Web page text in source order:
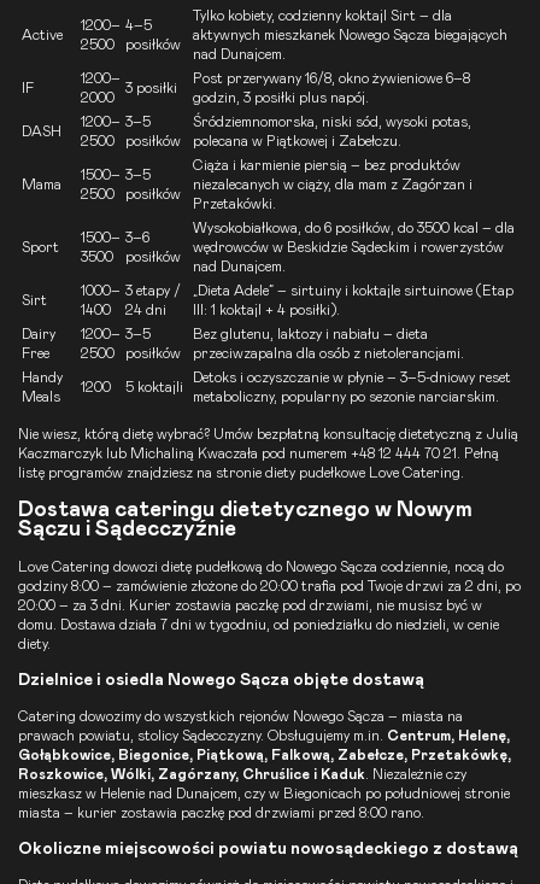
Active
1200–
2500
4–5
posiłków
Tylko kobiety, codzienny koktajl Sirt – dla
aktywnych mieszkanek Nowego Sącza biegających
nad Dunajcem.
IF
1200–
2000
3 posiłki
Post przerywany 16/8, okno żywieniowe 6–8
godzin, 3 posiłki plus napój.
DASH
1200–
2500
3–5
posiłków
Śródziemnomorska, niski sód, wysoki potas,
polecana w Piątkowej i Zabełczu.
Mama
1500–
2500
3–5
posiłków
Ciąża i karmienie piersią – bez produktów
niezalecanych w ciąży, dla mam z Zagórzan i
Przetakówki.
Sport
1500–
3500
3–6
posiłków
Wysokobiałkowa, do 6 posiłków, do 3500 kcal – dla
wędrowców w Beskidzie Sądeckim i rowerzystów
nad Dunajcem.
Sirt
1000–
1400
3 etapy /
24 dni
„Dieta Adele” – sirtuiny i koktajle sirtuinowe (Etap
III: 1 koktajl + 4 posiłki).
Dairy
Free
1200–
2500
3–5
posiłków
Bez glutenu, laktozy i nabiału – dieta
przeciwzapalna dla osób z nietolerancjami.
Handy
Meals
1200 5 koktajli
Detoks i oczyszczanie w płynie – 3–5-dniowy reset
metaboliczny, popularny po sezonie narciarskim.
Nie wiesz, którą dietę wybrać? Umów bezpłatną konsultację dietetyczną z Julią
Kaczmarczyk lub Michaliną Kwaczała pod numerem +48 12 444 70 21
. Pełną
listę programów znajdziesz na stronie diety pudełkowe Love Catering
Dostawa cateringu dietetycznego w Nowym
Sączu i Sądecczyźnie
Love Catering dowozi dietę pudełkową do Nowego Sącza codziennie, nocą do
godziny 8:00 – zamówienie złożone do 20:00 trafia pod Twoje drzwi za 2 dni, po
20:00 – za 3 dni. Kurier zostawia paczkę pod drzwiami, nie musisz być w
domu. Dostawa działa 7 dni w tygodniu, od poniedziałku do niedzieli, w cenie
diety.
Dzielnice i osiedla Nowego Sącza objęte dostawą
Catering dowozimy do wszystkich rejonów Nowego Sącza – miasta na
prawach powiatu, stolicy Sądecczyzny. Obsługujemy m.in. Centrum, Helenę,
Gołąbkowice, Biegonice, Piątkową, Falkową, Zabełcze, Przetakówkę,
Roszkowice, Wólki, Zagórzany, Chruślice i Kaduk . Niezależnie czy
mieszkasz w Helenie nad Dunajcem, czy w Biegonicach po południowej stronie
miasta – kurier zostawia paczkę pod drzwiami przed 8:00 rano.
Okoliczne miejscowości powiatu nowosądeckiego z dostawą